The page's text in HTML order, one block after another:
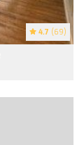
4.7 (69)